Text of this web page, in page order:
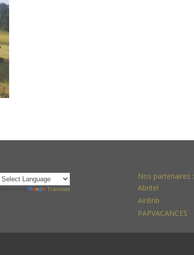
Powered by Translate
Nos partenaires :
Abritel
AirBnb
PAPVACANCES